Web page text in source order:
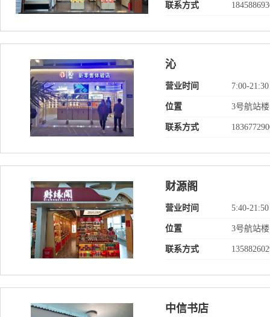
联系方式
沁
营业时间 7:00-21:30
位置 3号航站
联系方式
财源阁
营业时间 5:40-21:50
位置 3号航站
联系方式
中信书店